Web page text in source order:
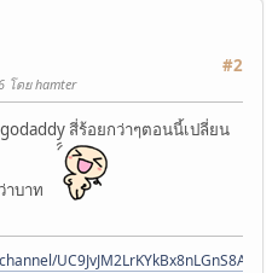
#2
โดย hamter
สี่ร้อยกว่าๆตอนนี้เปลี่ยน
าบาท
UC9JvJM2LrKYkBx8nLGnS8AQ]วิธี